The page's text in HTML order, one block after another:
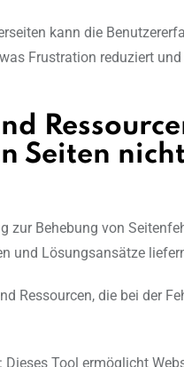
kann die
Frustration reduziert
Seiten
zur Behebung von
und Lösungsansätze
Ressourcen, die bei der
Dieses Tool ermöglicht